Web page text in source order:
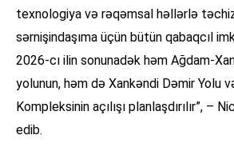
texnologiya və rəqəmsal həllərlə
sərnişindaşıma üçün bütün qabaqcıl
2026-cı ilin sonunadək həm Ağdam-
yolunun, həm də Xankəndi Dəmir Yolu
Kompleksinin açılışı planlaşdırılır”, –
edib.